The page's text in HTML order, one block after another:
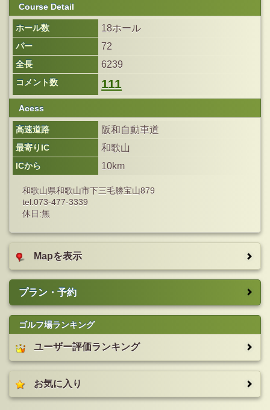
Course Detail
ホール数 18ホール
パー 72
全長 6239
コメント数 111
Acess
高速道路 阪和自動車道
最寄りIC 和歌山
ICから 10km
和歌山県和歌山市下三毛勝宝山879
tel:073-477-3339
休日:無
Mapを表示
プラン・予約
ゴルフ場ランキング
ユーザー評価ランキング
お気に入り